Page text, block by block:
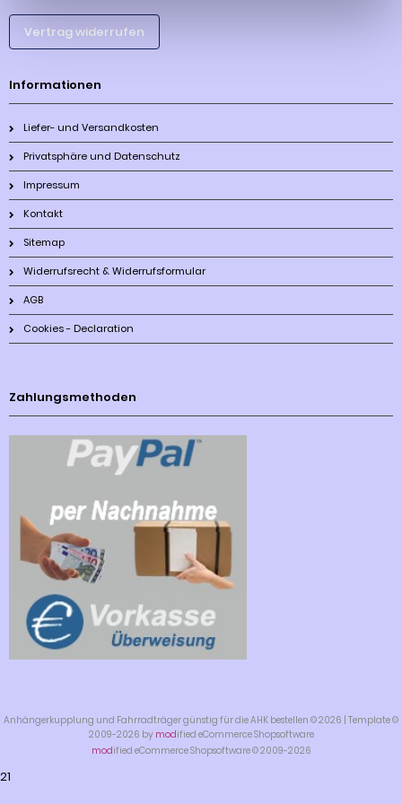
Vertrag widerrufen
Informationen
Liefer- und Versandkosten
Privatsphäre und Datenschutz
Impressum
Kontakt
Sitemap
Widerrufsrecht & Widerrufsformular
AGB
Cookies - Declaration
Zahlungsmethoden
Anhängerkupplung und Fahrradträger günstig für die AHK bestellen © 2026 | Template ©
2009-2026 by modified eCommerce Shopsoftware
modified eCommerce Shopsoftware © 2009-2026
21